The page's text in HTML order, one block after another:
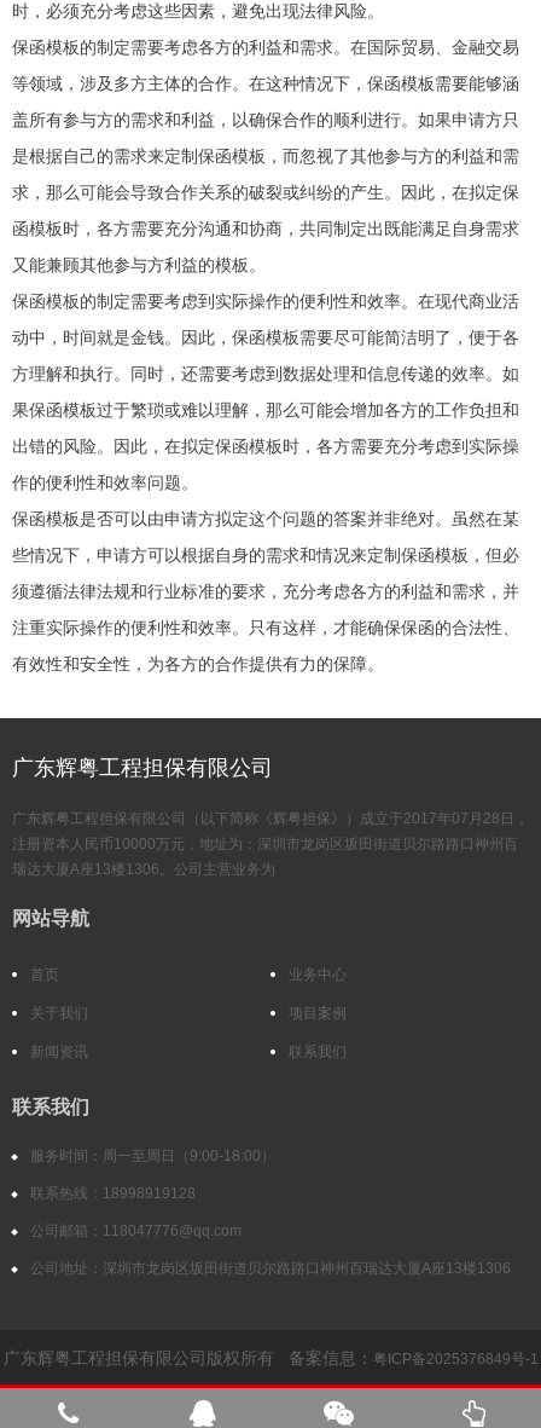
时，必须充分考虑这些因素，避免出现法律风险。
保函模板的制定需要考虑各方的利益和需求。在国际贸易、金融交易
等领域，涉及多方主体的合作。在这种情况下，保函模板需要能够涵
盖所有参与方的需求和利益，以确保合作的顺利进行。如果申请方只
是根据自己的需求来定制保函模板，而忽视了其他参与方的利益和需
求，那么可能会导致合作关系的破裂或纠纷的产生。因此，在拟定保
函模板时，各方需要充分沟通和协商，共同制定出既能满足自身需求
又能兼顾其他参与方利益的模板。
保函模板的制定需要考虑到实际操作的便利性和效率。在现代商业活
动中，时间就是金钱。因此，保函模板需要尽可能简洁明了，便于各
方理解和执行。同时，还需要考虑到数据处理和信息传递的效率。如
果保函模板过于繁琐或难以理解，那么可能会增加各方的工作负担和
出错的风险。因此，在拟定保函模板时，各方需要充分考虑到实际操
作的便利性和效率问题。
保函模板是否可以由申请方拟定这个问题的答案并非绝对。虽然在某
些情况下，申请方可以根据自身的需求和情况来定制保函模板，但必
须遵循法律法规和行业标准的要求，充分考虑各方的利益和需求，并
注重实际操作的便利性和效率。只有这样，才能确保保函的合法性、
有效性和安全性，为各方的合作提供有力的保障。
广东辉粤工程担保有限公司
广东辉粤工程担保有限公司（以下简称《辉粤担保》）成立于2017年07月28日，
注册资本人民币10000万元，地址为：深圳市龙岗区坂田街道贝尔路路口神州百
瑞达大厦A座13楼1306。公司主营业务为
网站导航
首页 业务中心
关于我们 项目案例
新闻资讯 联系我们
联系我们
服务时间：周一至周日（9:00-18:00）
联系热线：18998919128
公司邮箱：118047776@qq.com
公司地址：深圳市龙岗区坂田街道贝尔路路口神州百瑞达大厦A座13楼1306
广东辉粤工程担保有限公司版权所有 备案信息： 粤ICP备2025376849号-1